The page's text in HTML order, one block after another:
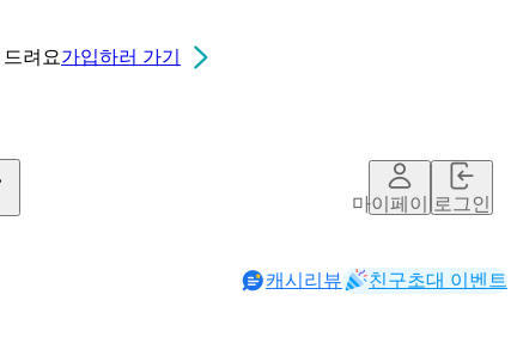
드려요가입하러 가기
마이페이지로그인
캐시리뷰 친구초대 이벤트